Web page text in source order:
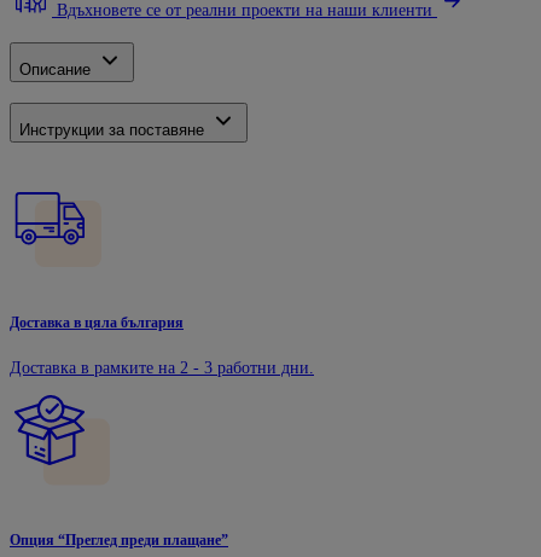
Вдъхновете се от реални проекти на наши клиенти
Описание
Инструкции за поставяне
Доставка в цяла българия
Доставка в рамките на 2 - 3 работни дни.
Опция “Преглед преди плащане”